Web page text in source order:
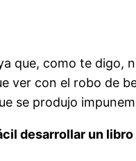
que, como te digo,
con el robo de
se produjo
desarrollar un